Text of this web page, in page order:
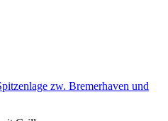
zw. Bremerhaven und